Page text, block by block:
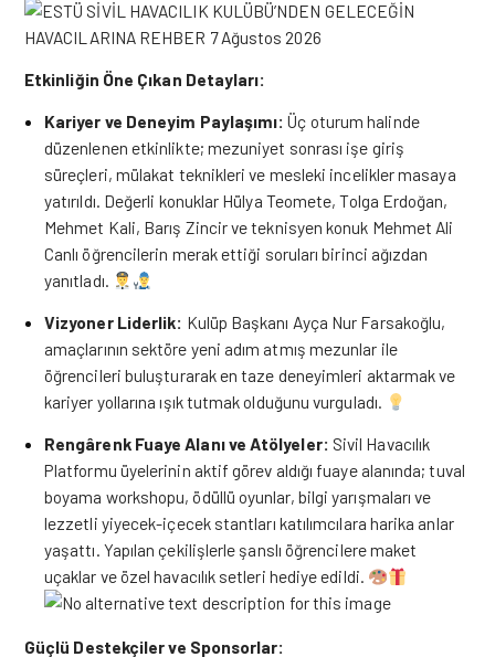
Etkinliğin Öne Çıkan Detayları:
Kariyer ve Deneyim Paylaşımı: Üç oturum halinde
düzenlenen etkinlikte; mezuniyet sonrası işe giriş
süreçleri, mülakat teknikleri ve mesleki incelikler masaya
yatırıldı. Değerli konuklar Hülya Teomete, Tolga Erdoğan,
Mehmet Kali, Barış Zincir ve teknisyen konuk Mehmet Ali
Canlı öğrencilerin merak ettiği soruları birinci ağızdan
yanıtladı.
Vizyoner Liderlik: Kulüp Başkanı Ayça Nur Farsakoğlu,
amaçlarının sektöre yeni adım atmış mezunlar ile
öğrencileri buluşturarak en taze deneyimleri aktarmak ve
kariyer yollarına ışık tutmak olduğunu vurguladı.
Rengârenk Fuaye Alanı ve Atölyeler: Sivil Havacılık
Platformu üyelerinin aktif görev aldığı fuaye alanında; tuval
boyama workshopu, ödüllü oyunlar, bilgi yarışmaları ve
lezzetli yiyecek-içecek stantları katılımcılara harika anlar
yaşattı. Yapılan çekilişlerle şanslı öğrencilere maket
uçaklar ve özel havacılık setleri hediye edildi.
Güçlü Destekçiler ve Sponsorlar: